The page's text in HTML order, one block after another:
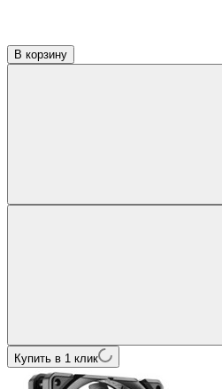
В корзину
Купить в 1 клик